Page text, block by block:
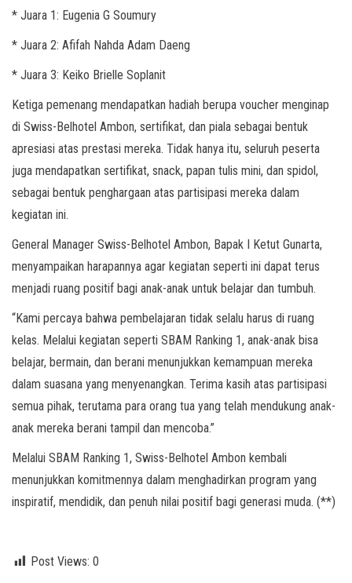
* Juara 1: Eugenia G Soumury
* Juara 2: Afifah Nahda Adam Daeng
* Juara 3: Keiko Brielle Soplanit
Ketiga pemenang mendapatkan hadiah berupa voucher menginap
di Swiss-Belhotel Ambon, sertifikat, dan piala sebagai bentuk
apresiasi atas prestasi mereka. Tidak hanya itu, seluruh peserta
juga mendapatkan sertifikat, snack, papan tulis mini, dan spidol,
sebagai bentuk penghargaan atas partisipasi mereka dalam
kegiatan ini.
General Manager Swiss-Belhotel Ambon, Bapak I Ketut Gunarta,
menyampaikan harapannya agar kegiatan seperti ini dapat terus
menjadi ruang positif bagi anak-anak untuk belajar dan tumbuh.
“Kami percaya bahwa pembelajaran tidak selalu harus di ruang
kelas. Melalui kegiatan seperti SBAM Ranking 1, anak-anak bisa
belajar, bermain, dan berani menunjukkan kemampuan mereka
dalam suasana yang menyenangkan. Terima kasih atas partisipasi
semua pihak, terutama para orang tua yang telah mendukung anak-
anak mereka berani tampil dan mencoba.”
Melalui SBAM Ranking 1, Swiss-Belhotel Ambon kembali
menunjukkan komitmennya dalam menghadirkan program yang
inspiratif, mendidik, dan penuh nilai positif bagi generasi muda. (**)
Post Views: 0